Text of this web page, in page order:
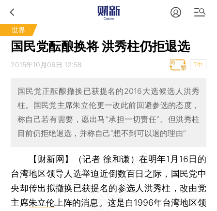
世界
国民党酝酿换将 洪秀柱仍拒退选
2015年10月06日 12:58 T中
国民党正酝酿撤换已获提名的2016大选候选人洪秀
柱。国民党主席朱立伦更一改此前回避参选的态度，
称自己若有需要，愿出马“承担一切责任”。但洪秀柱
目前仍拒绝退选，并称自己“想不到可以退的理由”
【财新网】（记者 徐和谦）在明年1月16日的
台湾地区领导人选举迫近倒数百日之际，国民党中
央却传出拟撤换已获提名的参选人洪秀柱，改由党
主席朱立伦上阵的消息。这是自1996年台湾地区领